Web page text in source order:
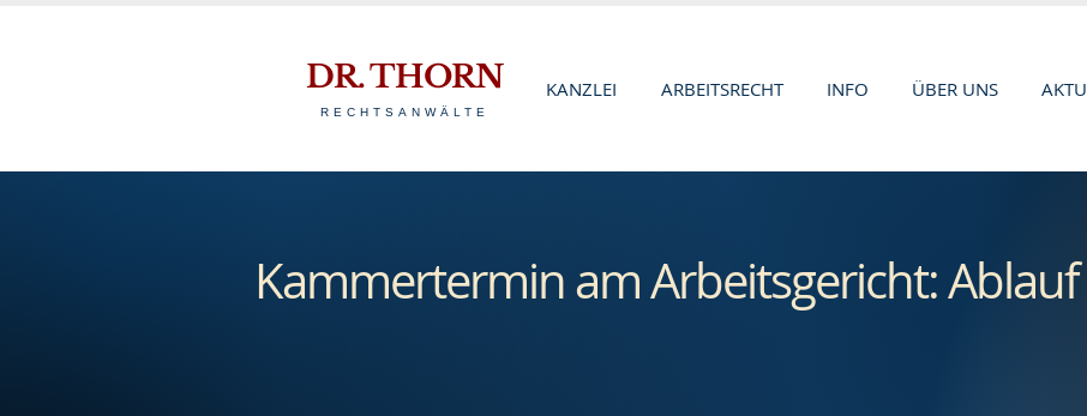
DR. THORN KANZLEI ARBEITSRECHT INFO ÜBER UNS
RECHTSANWÄLTE
Kammertermin am Arbeitsgericht: Ablauf